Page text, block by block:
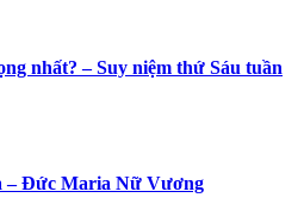
nhất? – Suy niệm thứ Sáu tuần
– Đức Maria Nữ Vương